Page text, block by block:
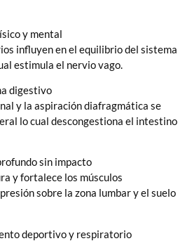
y mental
influyen en el equilibrio del sistema
estimula el nervio vago.
digestivo
y la aspiración diafragmática se
lo cual descongestiona el intestino
sin impacto
y fortalece los músculos
sobre la zona lumbar y el suelo
deportivo y respiratorio